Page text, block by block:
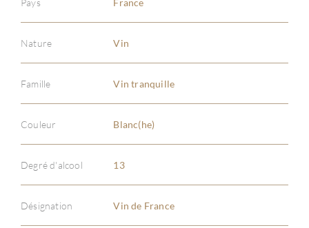
Nature Vin
Famille Vin tranquille
Couleur Blanc(he)
Degré d'alcool 13
Désignation Vin de France